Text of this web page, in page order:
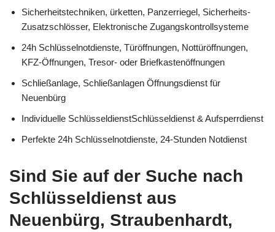
Sicherheitstechniken, ürketten, Panzerriegel, Sicherheits-
Zusatzschlösser, Elektronische Zugangskontrollsysteme
24h Schlüsselnotdienste, Türöffnungen, Nottüröffnungen,
KFZ-Öffnungen, Tresor- oder Briefkastenöffnungen
Schließanlage, Schließanlagen Öffnungsdienst für
Neuenbürg
Individuelle SchlüsseldienstSchlüsseldienst & Aufsperrdienst
Perfekte 24h Schlüsselnotdienste, 24-Stunden Notdienst
Sind Sie auf der Suche nach
Schlüsseldienst aus
Neuenbürg, Straubenhardt,